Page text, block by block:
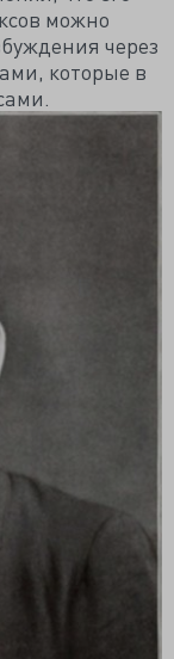
можно
через
которые в